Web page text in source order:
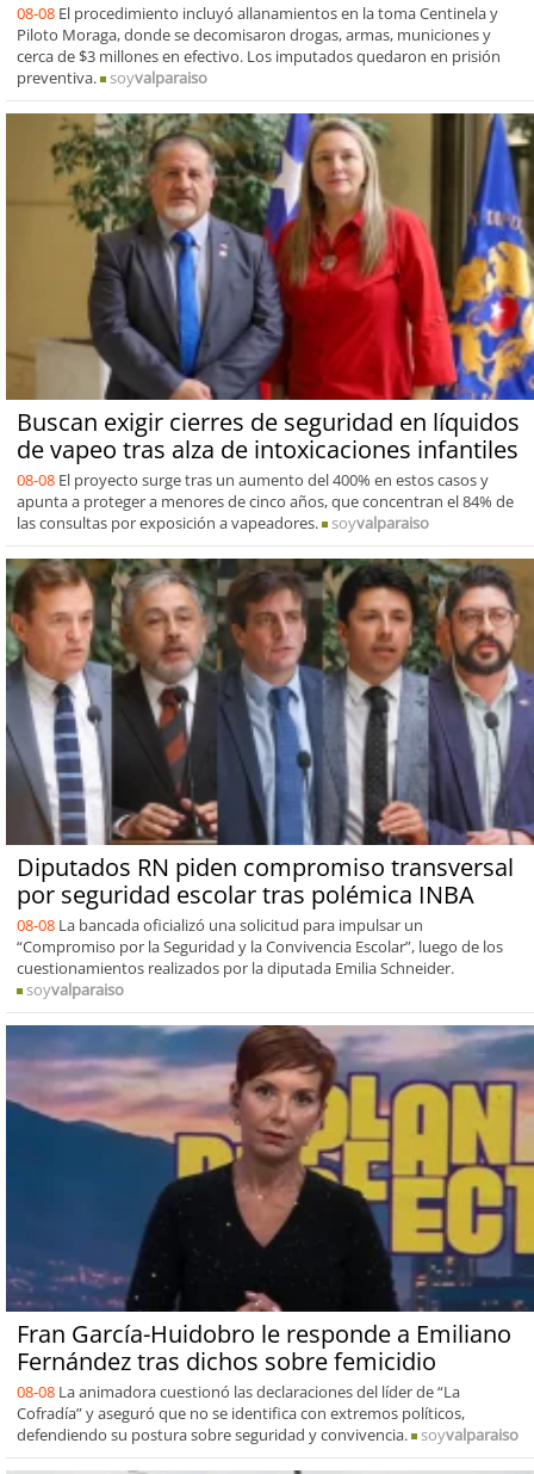
08-08 El procedimiento incluyó allanamientos en la toma Centinela y
Piloto Moraga, donde se decomisaron drogas, armas, municiones y
cerca de $3 millones en efectivo. Los imputados quedaron en prisión
preventiva.
soyvalparaiso
Buscan exigir cierres de seguridad en líquidos
de vapeo tras alza de intoxicaciones infantiles
08-08 El proyecto surge tras un aumento del 400% en estos casos y
apunta a proteger a menores de cinco años, que concentran el 84% de
las consultas por exposición a vapeadores.
soyvalparaiso
Diputados RN piden compromiso transversal
por seguridad escolar tras polémica INBA
08-08 La bancada oficializó una solicitud para impulsar un
“Compromiso por la Seguridad y la Convivencia Escolar”, luego de los
cuestionamientos realizados por la diputada Emilia Schneider.
soyvalparaiso
Fran García-Huidobro le responde a Emiliano
Fernández tras dichos sobre femicidio
08-08 La animadora cuestionó las declaraciones del líder de “La
Cofradía” y aseguró que no se identifica con extremos políticos,
defendiendo su postura sobre seguridad y convivencia.
soyvalparaiso